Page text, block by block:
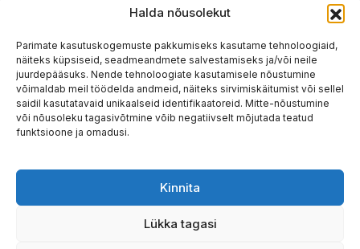
Halda nõusolekut
Parimate kasutuskogemuste pakkumiseks kasutame tehnoloogiaid,
näiteks küpsiseid, seadmeandmete salvestamiseks ja/või neile
juurdepääsuks. Nende tehnoloogiate kasutamisele nõustumine
võimaldab meil töödelda andmeid, näiteks sirvimiskäitumist või sellel
saidil kasutatavaid unikaalseid identifikaatoreid. Mitte-nõustumine
või nõusoleku tagasivõtmine võib negatiivselt mõjutada teatud
funktsioone ja omadusi.
Kinnita
Lükka tagasi
E-R: 09.00-17.00
Telefon:
+372 611 0900
info@tark.legal
Linkedin Facebook Youtube